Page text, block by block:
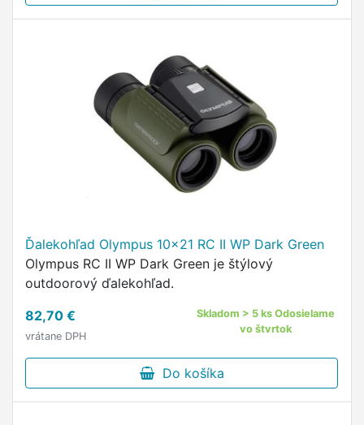
Ďalekohľad Olympus 10x21 RC II WP Dark Green
Olympus RC II WP Dark Green je štýlový
outdoorový ďalekohľad.
82,70 €
vrátane DPH
Skladom > 5 ks Odosielame
vo štvrtok
Do košíka